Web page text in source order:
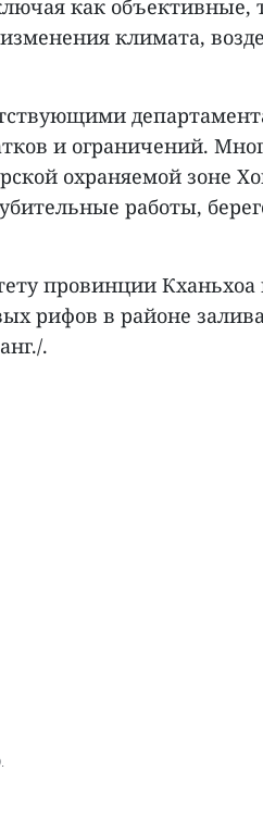
как объективные,
климата,
и ограничений.
охраняемой зоне
работы,
провинции Кханьхоа
рифов в районе
.